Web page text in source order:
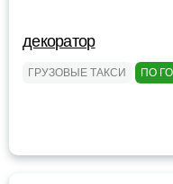
декоратор
ГРУЗОВЫЕ ТАКСИ ПО